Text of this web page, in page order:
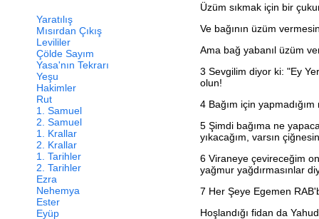
Yaratılış
Mısırdan Çıkış
Levililer
Çölde Sayım
Yasa'nın Tekrarı
Yeşu
Hakimler
Rut
1. Samuel
2. Samuel
1. Krallar
2. Krallar
1. Tarihler
2. Tarihler
Ezra
Nehemya
Ester
Eyüp
Üzüm sıkmak için bir
Ve bağının üzüm
Ama bağ yabanıl üzüm
3 Sevgilim diyor ki: "Ey
olun!
4 Bağım için
5 Şimdi bağıma ne
yıkacağım, varsın
6 Viraneye çevireceğim
yağmur yağdırmasınlar
7 Her Şeye Egemen
Hoşlandığı fidan da